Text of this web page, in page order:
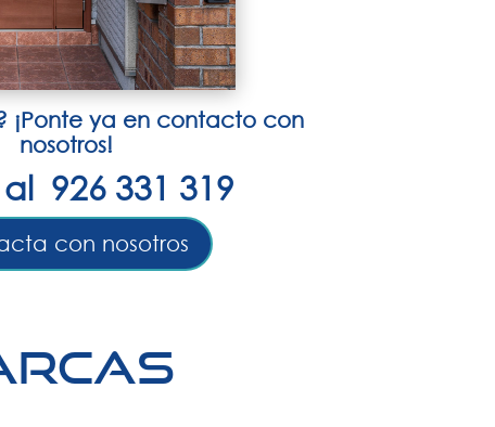
¡Ponte ya en contacto con
nosotros!
926 331 319
con nosotros